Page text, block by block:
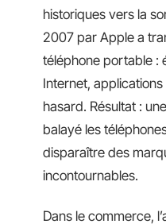
historiques vers la
2007 par Apple a
téléphone portable :
Internet, applications
hasard. Résultat :
balayé les
disparaître des
incontournables.
Dans le commerce,